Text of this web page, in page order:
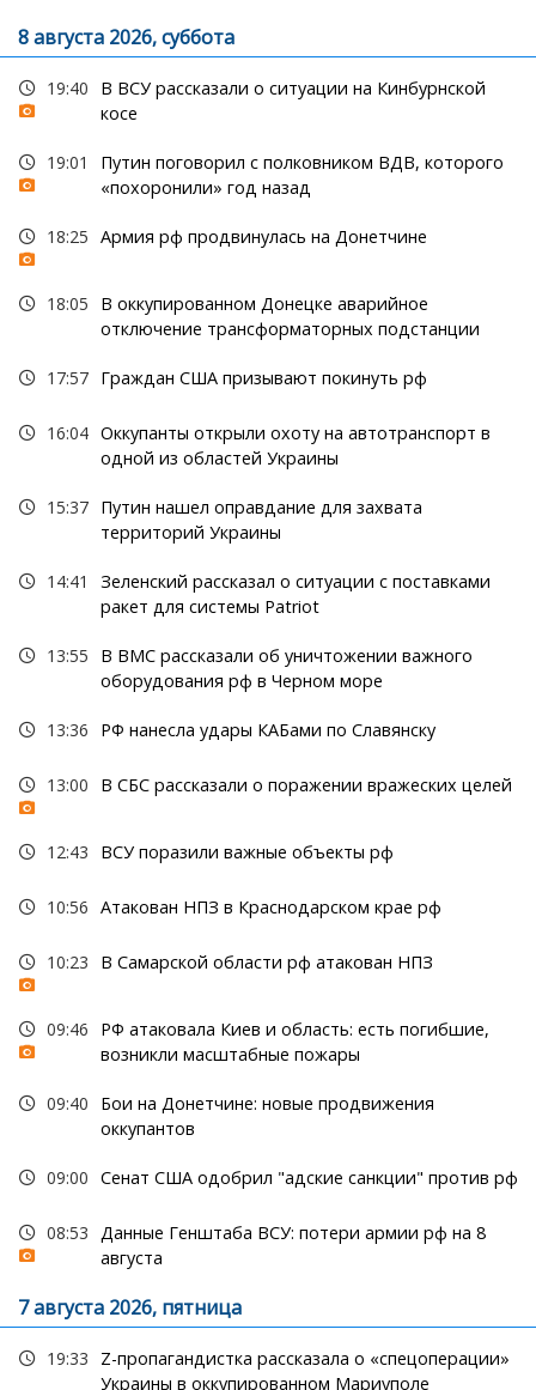
8 августа 2026, суббота
19:40
В ВСУ рассказали о ситуации на Кинбурнской
косе
19:01
Путин поговорил с полковником ВДВ, которого
«похоронили» год назад
18:25 Армия рф продвинулась на Донетчине
18:05
В оккупированном Донецке аварийное
отключение трансформаторных подстанции
17:57 Граждан США призывают покинуть рф
16:04 Оккупанты открыли охоту на автотранспорт в
одной из областей Украины
15:37 Путин нашел оправдание для захвата
территорий Украины
14:41
Зеленский рассказал о ситуации с поставками
ракет для системы Patriot
13:55
В ВМС рассказали об уничтожении важного
оборудования рф в Черном море
13:36 РФ нанесла удары КАБами по Славянску
13:00 В СБС рассказали о поражении вражеских целей
12:43 ВСУ поразили важные объекты рф
10:56 Атакован НПЗ в Краснодарском крае рф
10:23 В Самарской области рф атакован НПЗ
09:46
РФ атаковала Киев и область: есть погибшие,
возникли масштабные пожары
09:40
Бои на Донетчине: новые продвижения
оккупантов
09:00 Сенат США одобрил "адские санкции" против рф
08:53
Данные Генштаба ВСУ: потери армии рф на 8
августа
7 августа 2026, пятница
19:33
Z-пропагандистка рассказала о «спецоперации»
Украины в оккупированном Мариуполе